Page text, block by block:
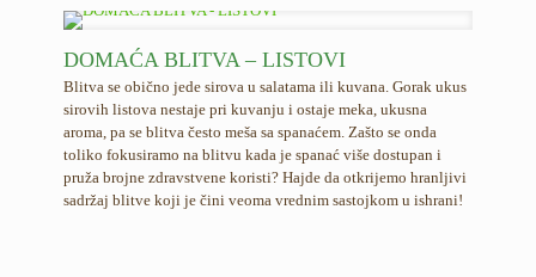
DOMAĆA BLITVA – LISTOVI
Blitva se obično jede sirova u salatama ili kuvana. Gorak ukus
sirovih listova nestaje pri kuvanju i ostaje meka, ukusna
aroma, pa se blitva često meša sa spanaćem. Zašto se onda
toliko fokusiramo na blitvu kada je spanać više dostupan i
pruža brojne zdravstvene koristi? Hajde da otkrijemo hranljivi
sadržaj blitve koji je čini veoma vrednim sastojkom u ishrani!